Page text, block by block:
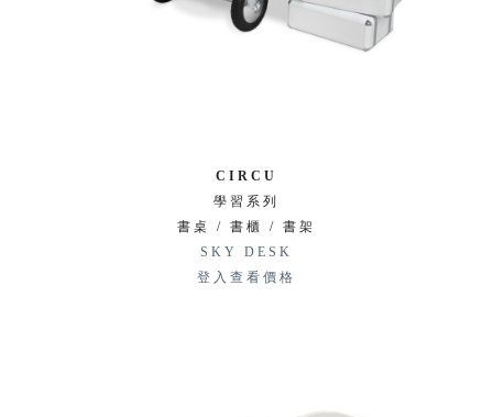
CIRCU
學習系列
書桌 / 書櫃 / 書架
SKY DESK
登入查看價格